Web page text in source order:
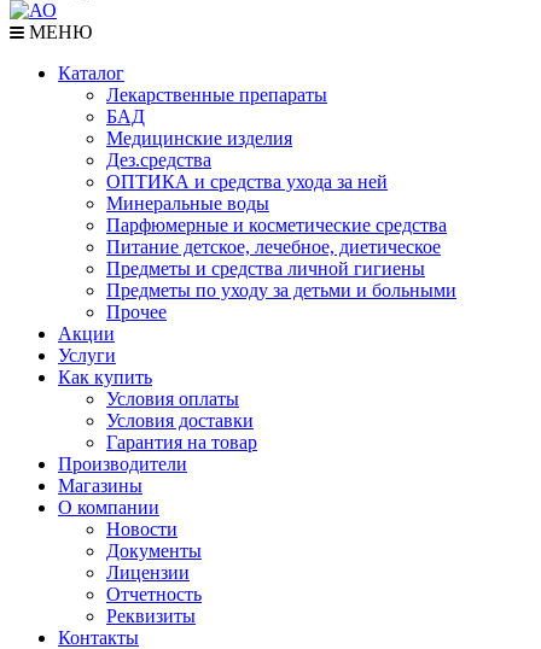
МЕНЮ
Каталог
Лекарственные препараты
БАД
Медицинские изделия
Дез.средства
ОПТИКА и средства ухода за ней
Минеральные воды
Парфюмерные и косметические средства
Питание детское, лечебное, диетическое
Предметы и средства личной гигиены
Предметы по уходу за детьми и больными
Прочее
Акции
Услуги
Как купить
Условия оплаты
Условия доставки
Гарантия на товар
Производители
Магазины
О компании
Новости
Документы
Лицензии
Отчетность
Реквизиты
Контакты